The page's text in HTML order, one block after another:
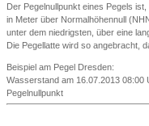
Der Pegelnullpunkt eines Pegels
in Meter über Normalhöhennull
unter dem niedrigsten, über eine
Die Pegellatte wird so angebracht,
Beispiel am Pegel Dresden:
Wasserstand am 16.07.2013 08:00
Pegelnullpunkt